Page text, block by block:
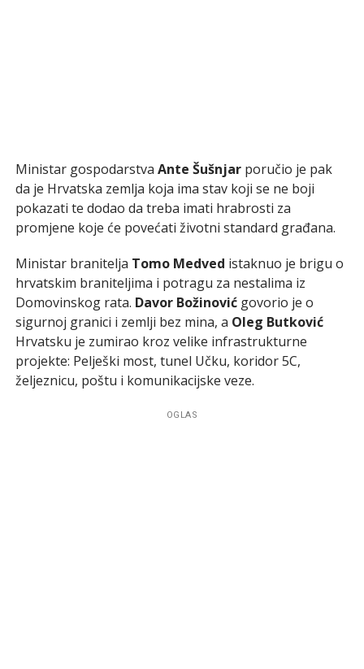
Ministar gospodarstva Ante Šušnjarporučio je pak
da je Hrvatska zemlja koja ima stav koji se ne boji
pokazati te dodao da treba imati hrabrosti za
promjene koje će povećati životni standard građana.
Ministar branitelja Tomo Medved istaknuo je brigu o
hrvatskim braniteljima i potragu za nestalima iz
Domovinskog rata. Davor Božinovićgovorio je o
sigurnoj granici i zemlji bez mina, a Oleg Butković
Hrvatsku je zumirao kroz velike infrastrukturne
projekte: Pelješki most, tunel Učku, koridor 5C,
željeznicu, poštu i komunikacijske veze.
OGLAS